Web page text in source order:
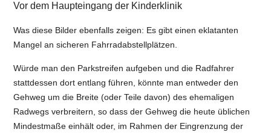
Vor dem Haupteingang der Kinderklinik
Was diese Bilder ebenfalls zeigen: Es gibt einen eklatanten
Mangel an sicheren Fahrradabstellplätzen.
Würde man den Parkstreifen aufgeben und die Radfahrer
stattdessen dort entlang führen, könnte man entweder den
Gehweg um die Breite (oder Teile davon) des ehemaligen
Radwegs verbreitern, so dass der Gehweg die heute üblichen
Mindestmaße einhält oder, im Rahmen der Eingrenzung der